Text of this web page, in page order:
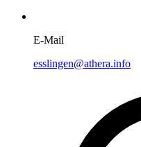
E-Mail
esslingen@athera.info